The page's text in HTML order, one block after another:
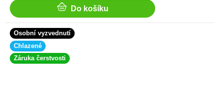
Do košíku
Osobní vyzvednutí
Chlazené
Záruka čerstvosti